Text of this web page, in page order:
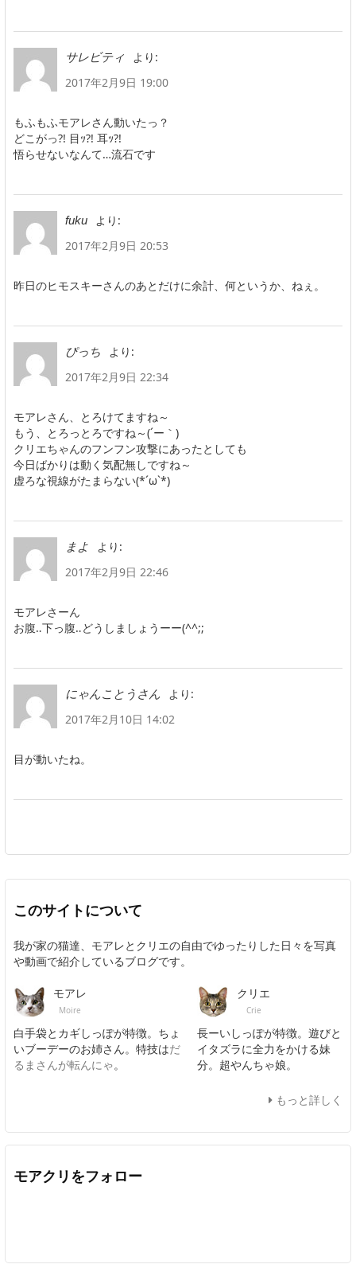
サレビティ
より:
2017年2月9日 19:00
もふもふモアレさん動いたっ？
どこがっ?! 目ｯ?! 耳ｯ?!
悟らせないなんて…流石です
fuku
より:
2017年2月9日 20:53
昨日のヒモスキーさんのあとだけに余計、何というか、ねぇ。
ぴっち
より:
2017年2月9日 22:34
モアレさん、とろけてますね～
もう、とろっとろですね～(´ー｀)
クリエちゃんのフンフン攻撃にあったとしても
今日ばかりは動く気配無しですね～
虚ろな視線がたまらない(*´ω`*)
まよ
より:
2017年2月9日 22:46
モアレさーん
お腹‥下っ腹‥どうしましょうーー(^^;;
にゃんことうさん
より:
2017年2月10日 14:02
目が動いたね。
このサイトについて
我が家の猫達、モアレとクリエの自由でゆったりした日々を写真
や動画で紹介しているブログです。
モアレ
Moire
白手袋とカギしっぽが特徴。ちょ
いブーデーのお姉さん。特技はだ
るまさんが転んにゃ。
クリエ
Crie
長ーいしっぽが特徴。遊びと
イタズラに全力をかける妹
分。超やんちゃ娘。
もっと詳しく
モアクリをフォロー